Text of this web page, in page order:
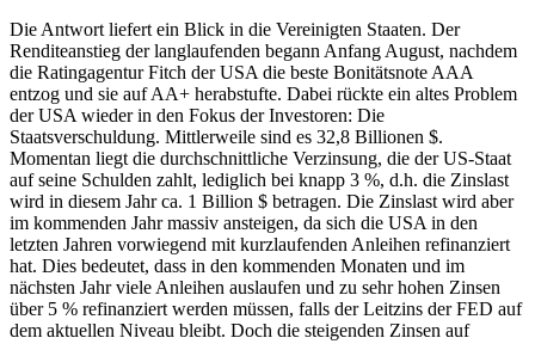
Die Antwort liefert ein Blick in die Vereinigten Staaten. Der
Renditeanstieg der langlaufenden begann Anfang August, nachdem
die Ratingagentur Fitch der USA die beste Bonitätsnote AAA
entzog und sie auf AA+ herabstufte. Dabei rückte ein altes Problem
der USA wieder in den Fokus der Investoren: Die
Staatsverschuldung. Mittlerweile sind es 32,8 Billionen $.
Momentan liegt die durchschnittliche Verzinsung, die der US-Staat
auf seine Schulden zahlt, lediglich bei knapp 3 %, d.h. die Zinslast
wird in diesem Jahr ca. 1 Billion $ betragen. Die Zinslast wird aber
im kommenden Jahr massiv ansteigen, da sich die USA in den
letzten Jahren vorwiegend mit kurzlaufenden Anleihen refinanziert
hat. Dies bedeutet, dass in den kommenden Monaten und im
nächsten Jahr viele Anleihen auslaufen und zu sehr hohen Zinsen
über 5 % refinanziert werden müssen, falls der Leitzins der FED auf
dem aktuellen Niveau bleibt. Doch die steigenden Zinsen auf